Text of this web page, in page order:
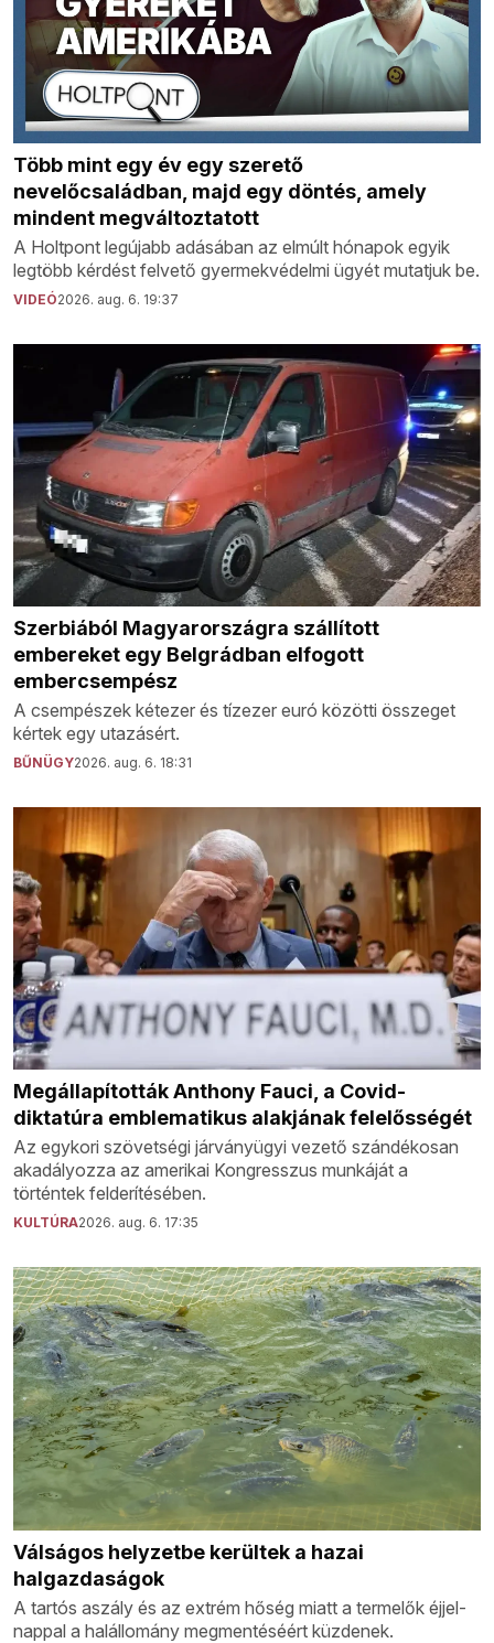
Több mint egy év egy szerető
nevelőcsaládban, majd egy döntés, amely
mindent megváltoztatott
A Holtpont legújabb adásában az elmúlt hónapok egyik
legtöbb kérdést felvető gyermekvédelmi ügyét mutatjuk be.
VIDEÓ2026. aug. 6. 19:37
Szerbiából Magyarországra szállított
embereket egy Belgrádban elfogott
embercsempész
A csempészek kétezer és tízezer euró közötti összeget
kértek egy utazásért.
BŰNÜGY2026. aug. 6. 18:31
Megállapították Anthony Fauci, a Covid-
diktatúra emblematikus alakjának felelősségét
Az egykori szövetségi járványügyi vezető szándékosan
akadályozza az amerikai Kongresszus munkáját a
történtek felderítésében.
KULTÚRA2026. aug. 6. 17:35
Válságos helyzetbe kerültek a hazai
halgazdaságok
A tartós aszály és az extrém hőség miatt a termelők éjjel-
nappal a halállomány megmentéséért küzdenek.